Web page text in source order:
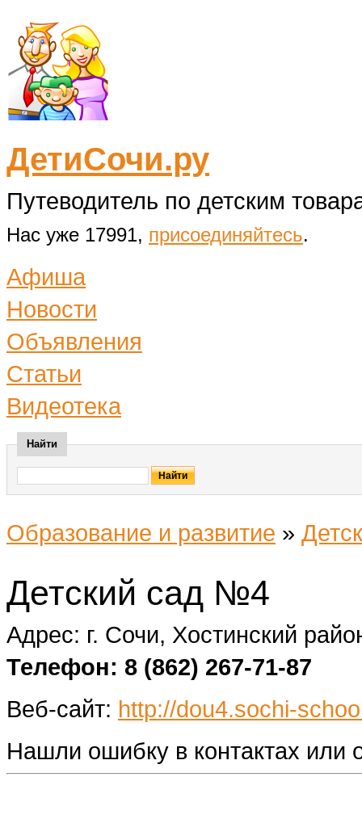
ДетиСочи.ру
Путеводитель по детским
Нас уже 17991, присоединяйтесь.
Афиша
Новости
Объявления
Статьи
Видеотека
Найти
Образование и развитие »
Детский сад №4
Адрес: г. Сочи, Хостинский
Телефон: 8 (862) 267-71-87
Веб-сайт: http://dou4.sochi-
Нашли ошибку в контактах